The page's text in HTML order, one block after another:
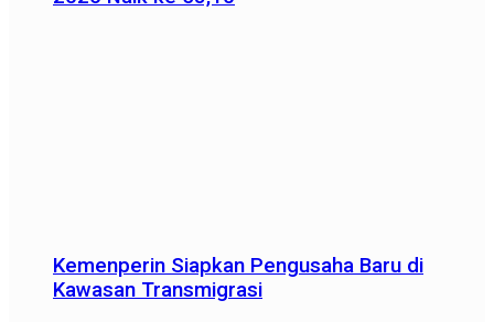
Kemenperin Siapkan Pengusaha Baru di
Kawasan Transmigrasi